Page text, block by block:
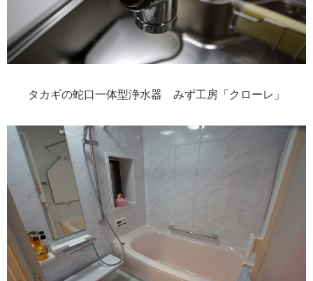
タカギの蛇口一体型浄水器 みず工房「クローレ」